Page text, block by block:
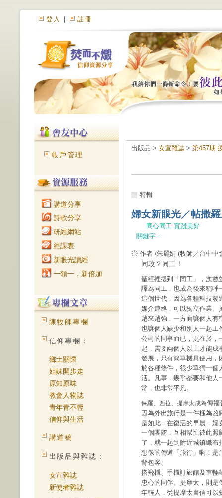
登入 註冊
帳戶管理
講道分享
詩歌分享
研經網站
經課表
新眼光讀經
一領一．新倍加
陳牧師專欄
信仰專欄：
鄉土關懷
姐妹開步走
原知原味
教會人物誌
青年青不輕
信仰與生活
講道稿
出版品與雜誌：
女宣雜誌
新使者雜誌
出版品 > 女宣雜誌 > 第457期
特輯
婦女新眼光／帖撒
同心同工 實踐美好
關鍵字：
◎ 作者 /朱麗娟 (牧師／台中中
同攻？同工！
聖經裡提到「同工」，次數
譯為同工，也成為後來稱呼
這個世代，因為各種科技發
媒介連絡，可以獨立作業、
越來越強，一方面讓個人有
也讓個人缺少和別人一起工
公司的同事而已，更在於，
起，需要兩個人以上才能成
發展，只有簡單機具使用，
於各種條件，很少單獨一個
活。凡事，幾乎都要和他人
常，也非常平凡。
保羅、西拉、提摩太成為傳福
因為外出旅行是一件極為
是如此，在復活的早晨，婦
一個團隊，互相幫忙彼此照
了，就一起到附近城鎮織布
想像的傳道「旅行」啊！是
背包客、
搭飛機、手機訂旅館及車輛
忠心的同伴。提摩太，則是
年輕人，從提摩太書信可以